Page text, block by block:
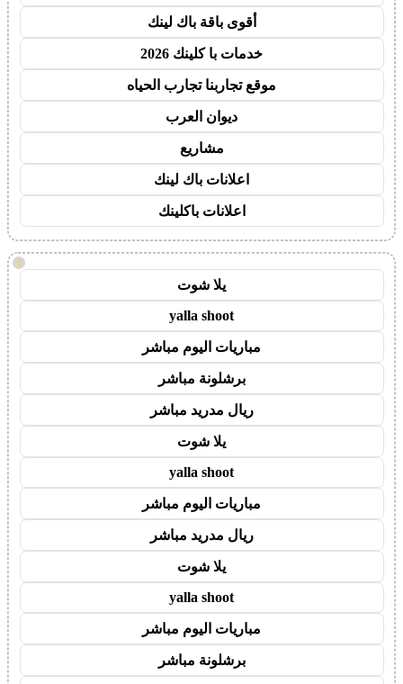
أقوى باقة باك لينك
خدمات با كلينك 2026
موقع تجاربنا تجارب الحياه
ديوان العرب
مشاريع
اعلانات باك لينك
اعلانات باكلينك
!
يلا شوت
yalla shoot
مباريات اليوم مباشر
برشلونة مباشر
ريال مدريد مباشر
يلا شوت
yalla shoot
مباريات اليوم مباشر
ريال مدريد مباشر
يلا شوت
yalla shoot
مباريات اليوم مباشر
برشلونة مباشر